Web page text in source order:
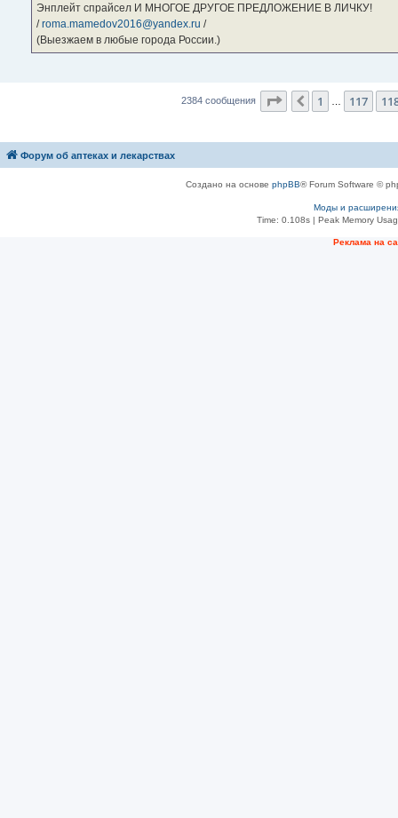
Энплейт спрайсел И МНОГОЕ ДРУГОЕ ПРЕДЛОЖЕНИЕ В ЛИЧКУ!
/roma.mamedov2016@yandex.ru /
(Выезжаем в любые города России.)
2384 сообщения Страница 119из
Пред.
1 117
Форум об аптеках и лекарствах
Создано на основе phpBB® Forum Software ©
Моды и
Time: 0.108s| Peak Memory
Рeклама на